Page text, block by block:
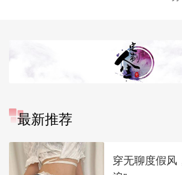
最新推荐
穿无聊度假风